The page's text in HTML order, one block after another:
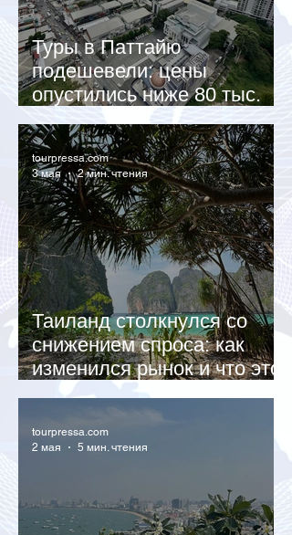
Туры в Паттайю
подешевели: цены
опустились ниже 80 тыс.
рублей за двоих
Таиланд столкнулся со
снижением спроса: как
изменился рынок и что это
значит для туристов
tourpressa.com
3 мая
2 мин. чтения
tourpressa.com
2 мая
5 мин. чтения